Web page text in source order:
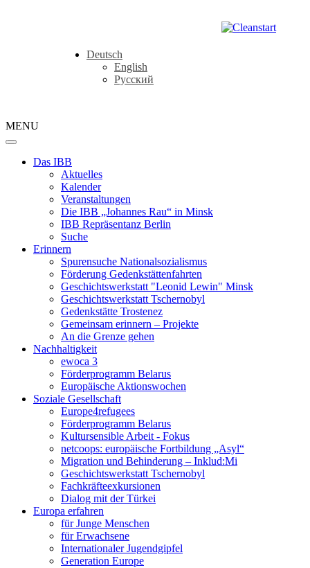
Deutsch
English
Русский
MENU
Das IBB
Aktuelles
Kalender
Veranstaltungen
Die IBB „Johannes Rau“ in Minsk
IBB Repräsentanz Berlin
Suche
Erinnern
Spurensuche Nationalsozialismus
Förderung Gedenkstättenfahrten
Geschichtswerkstatt "Leonid Lewin" Minsk
Geschichtswerkstatt Tschernobyl
Gedenkstätte Trostenez
Gemeinsam erinnern – Projekte
An die Grenze gehen
Nachhaltigkeit
ewoca 3
Förderprogramm Belarus
Europäische Aktionswochen
Soziale Gesellschaft
Europe4refugees
Förderprogramm Belarus
Kultursensible Arbeit - Fokus
netcoops: europäische Fortbildung „Asyl“
Migration und Behinderung – Inklud:Mi
Geschichtswerkstatt Tschernobyl
Fachkräfteexkursionen
Dialog mit der Türkei
Europa erfahren
für Junge Menschen
für Erwachsene
Internationaler Jugendgipfel
Generation Europe